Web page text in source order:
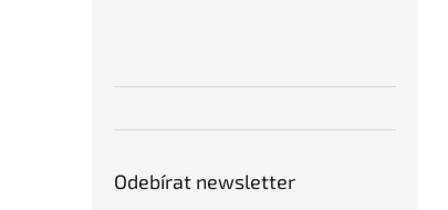
Odebírat newsletter